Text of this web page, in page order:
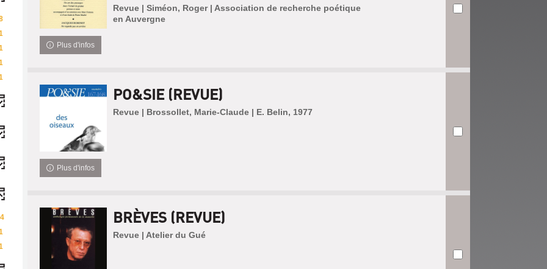
Revue | Siméon, Roger | Association de recherche poétique
en Auvergne
Plus d'infos
PO&SIE (REVUE)
Revue | Brossollet, Marie-Claude | E. Belin, 1977
Plus d'infos
BRÈVES (REVUE)
Revue | Atelier du Gué